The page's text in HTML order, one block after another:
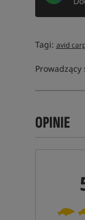
Tagi: avid
OPINIE